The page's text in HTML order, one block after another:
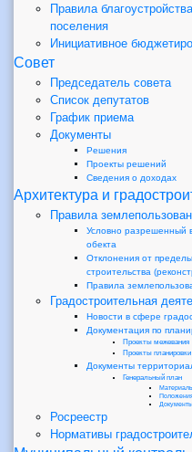
Правила
поселения
Инициативное
Совет
Председатель совета
Список депутатов
График приема
Документы
Решения
Проекты решений
Сведения о доходах
Архитектура и
Правила
Условно разрешенный
обекта
Отклонения от
строительства
Правила
Градостроительная
Новости в сфере
Документация по
Проекты межевания
Проекты планировки
Документы
Генеральный план
Документы
Росреестр
Нормативы